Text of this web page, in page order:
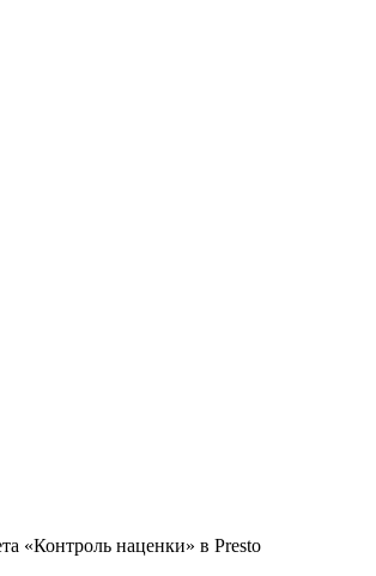
«Контроль наценки» в Presto